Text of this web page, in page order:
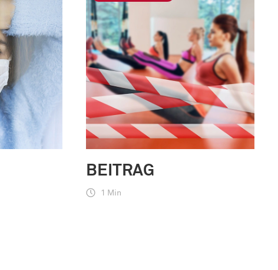
BEITRAG
1 Min